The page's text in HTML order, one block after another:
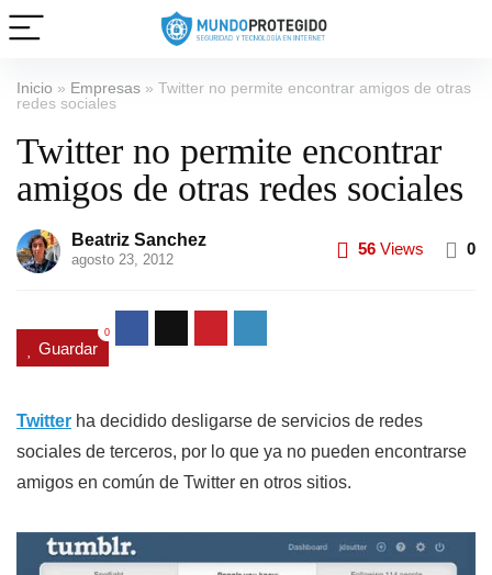
Inicio » Empresas » Twitter no permite encontrar amigos de otras
redes sociales
Twitter no permite encontrar
amigos de otras redes sociales
Beatriz Sanchez
agosto 23, 2012
56 Views 0
Guardar
0
Twitter ha decidido desligarse de servicios de redes
sociales de terceros, por lo que ya no pueden encontrarse
amigos en común de Twitter en otros sitios.